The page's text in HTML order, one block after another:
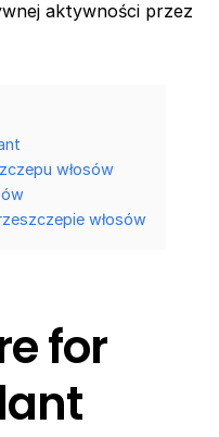
aktywności przez
włosów
włosów
for